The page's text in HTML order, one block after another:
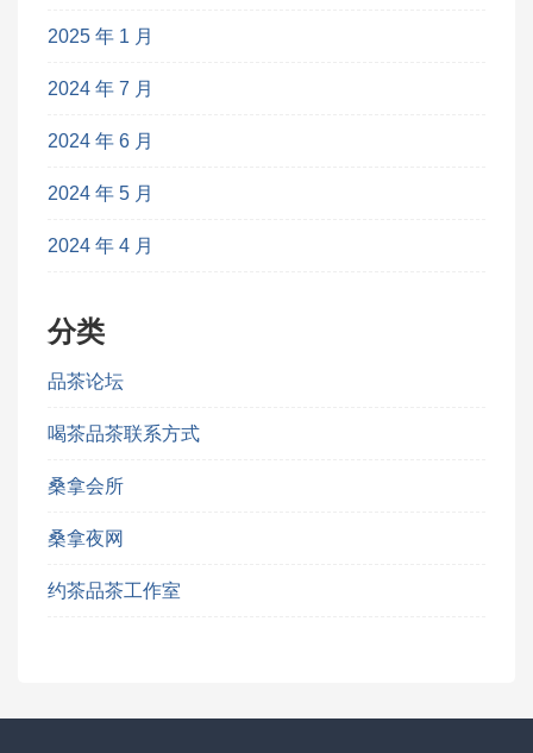
2025 年 1 月
2024 年 7 月
2024 年 6 月
2024 年 5 月
2024 年 4 月
分类
品茶论坛
喝茶品茶联系方式
桑拿会所
桑拿夜网
约茶品茶工作室